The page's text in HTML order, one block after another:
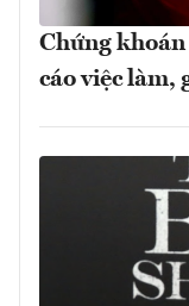
Chứng
cáo việc làm,